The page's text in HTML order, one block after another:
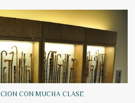
CON MUCHA CLASE